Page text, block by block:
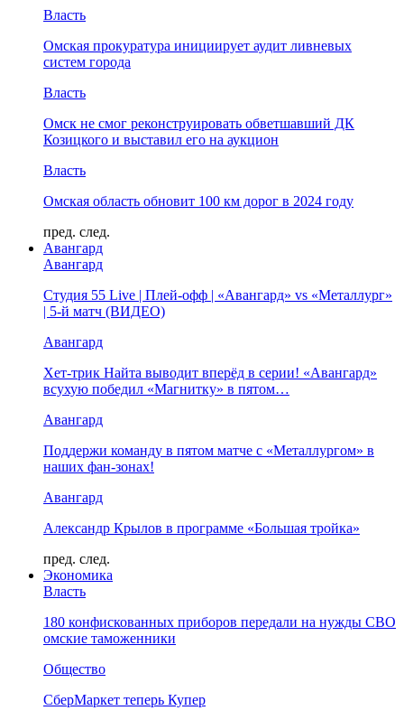
Власть
Омская прокуратура инициирует аудит ливневых
систем города
Власть
Омск не смог реконструировать обветшавший ДК
Козицкого и выставил его на аукцион
Власть
Омская область обновит 100 км дорог в 2024 году
пред. след.
Авангард
Авангард
Студия 55 Live | Плей-офф | «Авангард» vs «Металлург»
| 5-й матч (ВИДЕО)
Авангард
Хет-трик Найта выводит вперёд в серии! «Авангард»
всухую победил «Магнитку» в пятом…
Авангард
Поддержи команду в пятом матче с «Металлургом» в
наших фан-зонах!
Авангард
Александр Крылов в программе «Большая тройка»
пред. след.
Экономика
Власть
180 конфискованных приборов передали на нужды СВО
омские таможенники
Общество
СберМаркет теперь Купер